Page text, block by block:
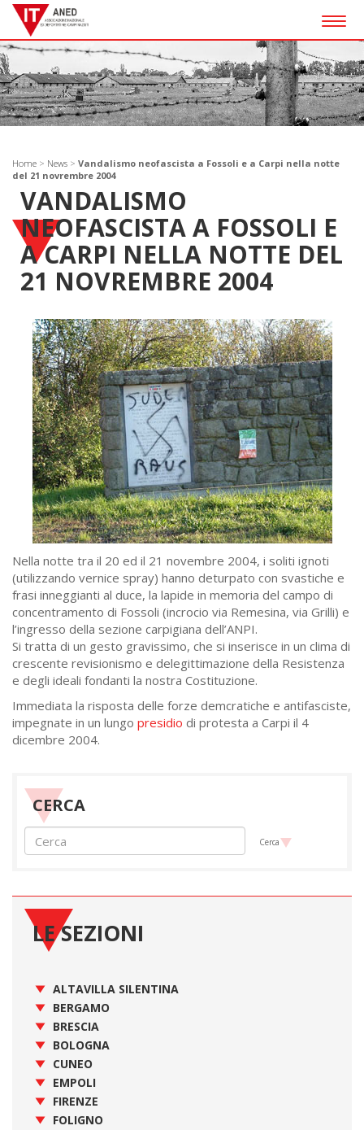
Home > News > Vandalismo neofascista a Fossoli e a Carpi nella notte
del 21 novrembre 2004
VANDALISMO
NEOFASCISTA A FOSSOLI E
A CARPI NELLA NOTTE DEL
21 NOVREMBRE 2004
Nella notte tra il 20 ed il 21 novembre 2004, i soliti ignoti
(utilizzando vernice spray) hanno deturpato con svastiche e
frasi inneggianti al duce, la lapide in memoria del campo di
concentramento di Fossoli (incrocio via Remesina, via Grilli) e
l’ingresso della sezione carpigiana dell’ANPI.
Si tratta di un gesto gravissimo, che si inserisce in un clima di
crescente revisionismo e delegittimazione della Resistenza
e degli ideali fondanti la nostra Costituzione.
Immediata la risposta delle forze demcratiche e antifasciste,
impegnate in un lungo presidio di protesta a Carpi il 4
dicembre 2004.
CERCA
Cerca
LE SEZIONI
ALTAVILLA SILENTINA
BERGAMO
BRESCIA
BOLOGNA
CUNEO
EMPOLI
FIRENZE
FOLIGNO